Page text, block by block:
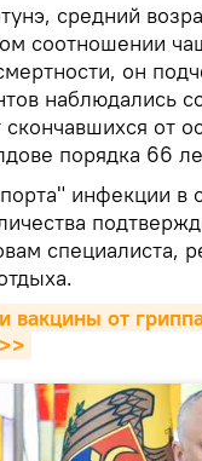
средний
соотношении
он
наблюдались
от
порядка 66
инфекции в
специалиста,
вакцины от